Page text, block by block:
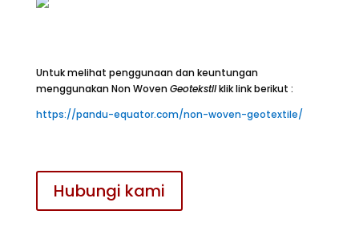
Untuk melihat penggunaan dan keuntungan
menggunakan Non WovenGeotekstilklik link berikut :
https://pandu-equator.com/non-woven-geotextile/
Hubungi kami